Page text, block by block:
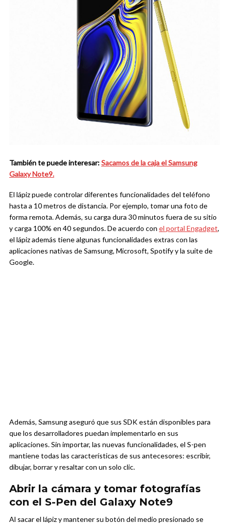
También te puede interesar:Sacamos de la caja el Samsung
Galaxy Note9.
El lápiz puede controlar diferentes funcionalidades del teléfono
hasta a 10 metros de distancia. Por ejemplo, tomar una foto de
forma remota. Además, su carga dura 30 minutos fuera de su sitio
y carga 100% en 40 segundos. De acuerdo con el portal Engadget,
el lápiz además tiene algunas funcionalidades extras con las
aplicaciones nativas de Samsung, Microsoft, Spotify y la suite de
Google.
Además, Samsung aseguró que sus SDK están disponibles para
que los desarrolladores puedan implementarlo en sus
aplicaciones. Sin importar, las nuevas funcionalidades, el S-pen
mantiene todas las características de sus antecesores: escribir,
dibujar, borrar y resaltar con un solo clic.
Abrir la cámara y tomar fotografías
con el S-Pen del Galaxy Note9
Al sacar el lápiz y mantener su botón del medio presionado se